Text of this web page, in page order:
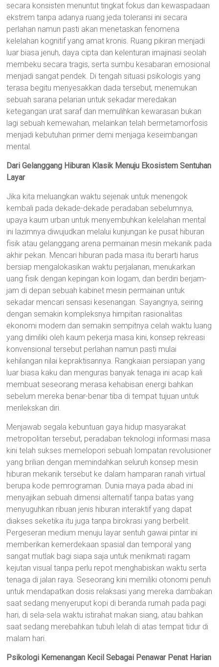
secara konsisten menuntut tingkat fokus dan kewaspadaan
ekstrem tanpa adanya ruang jeda toleransi ini secara
perlahan namun pasti akan menetaskan fenomena
kelelahan kognitif yang amat kronis. Ruang pikiran menjadi
luar biasa jenuh, daya cipta dan kelenturan imajinasi seolah
membeku secara tragis, serta sumbu kesabaran emosional
menjadi sangat pendek. Di tengah situasi psikologis yang
terasa begitu menyesakkan dada tersebut, menemukan
sebuah sarana pelarian untuk sekadar meredakan
ketegangan urat saraf dan memulihkan kewarasan bukan
lagi sebuah kemewahan, melainkan telah bermetamorfosis
menjadi kebutuhan primer demi menjaga keseimbangan
mental.
Dari Gelanggang Hiburan Klasik Menuju Ekosistem Sentuhan
Layar
Jika kita meluangkan waktu sejenak untuk menengok
kembali pada dekade-dekade peradaban sebelumnya,
upaya kaum urban untuk menyembuhkan kelelahan mental
ini lazimnya diwujudkan melalui kunjungan ke pusat hiburan
fisik atau gelanggang arena permainan mesin mekanik pada
akhir pekan. Mencari hiburan pada masa itu berarti harus
bersiap mengalokasikan waktu perjalanan, menukarkan
uang fisik dengan kepingan koin logam, dan berdiri berjam-
jam di depan sebuah kabinet mesin permainan untuk
sekadar mencari sensasi kesenangan. Sayangnya, seiring
dengan semakin kompleksnya himpitan rasionalitas
ekonomi modern dan semakin sempitnya celah waktu luang
yang dimiliki oleh kaum pekerja masa kini, konsep rekreasi
konvensional tersebut perlahan namun pasti mulai
kehilangan nilai kepraktisannya. Rangkaian persiapan yang
luar biasa kaku dan menguras banyak tenaga ini acap kali
membuat seseorang merasa kehabisan energi bahkan
sebelum mereka benar-benar tiba di tempat tujuan untuk
merilekskan diri.
Menjawab segala kebuntuan gaya hidup masyarakat
metropolitan tersebut, peradaban teknologi informasi masa
kini telah sukses memelopori sebuah lompatan revolusioner
yang brilian dengan memindahkan seluruh konsep mesin
hiburan mekanik tersebut ke dalam hamparan ranah virtual
berupa kode pemrograman. Dunia maya pada abad ini
menyajikan sebuah dimensi alternatif tanpa batas yang
menyuguhkan ribuan jenis hiburan interaktif yang dapat
diakses seketika itu juga tanpa birokrasi yang berbelit.
Pergeseran medium menuju layar sentuh gawai pintar ini
memberikan kemerdekaan spasial dan temporal yang
sangat mutlak bagi siapa saja untuk menikmati ragam
kejutan visual tanpa perlu repot menghabiskan waktu serta
tenaga di jalan raya. Seseorang kini memiliki otonomi penuh
untuk mendapatkan dosis relaksasi yang mereka dambakan
saat sedang menyeruput kopi di beranda rumah pada pagi
hari, di sela-sela waktu istirahat makan siang, atau bahkan
saat sedang merebahkan tubuh lelah di atas tempat tidur di
malam hari.
Psikologi Kemenangan Kecil Sebagai Penawar Penat Harian